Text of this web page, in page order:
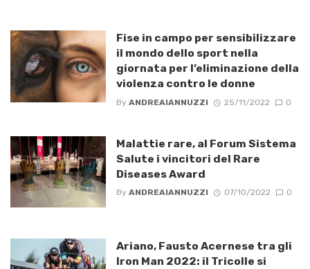
Fise in campo per sensibilizzare
il mondo dello sport nella
giornata per l’eliminazione della
violenza contro le donne
By ANDREAIANNUZZI 25/11/2022 0
Malattie rare, al Forum Sistema
Salute i vincitori del Rare
Diseases Award
By ANDREAIANNUZZI 07/10/2022 0
Ariano, Fausto Acernese tra gli
Iron Man 2022: il Tricolle si